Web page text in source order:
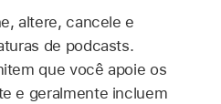
altere, cancele e
de podcasts.
que você apoie os
e geralmente incluem